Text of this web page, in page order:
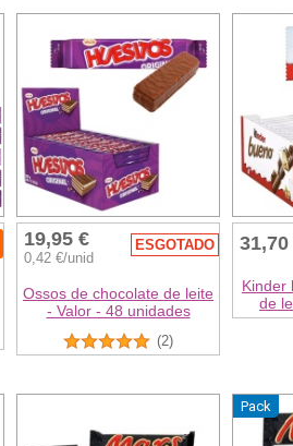
19,95 €
0,42 €/unid
ESGOTADO
Ossos de chocolate de leite
- Valor - 48 unidades
(2)
31,70
Kinder
de
Pack